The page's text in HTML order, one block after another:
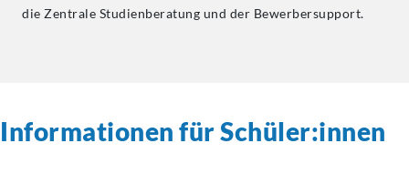
die Zentrale Studienberatung und der Bewerbersupport.
Informationen für Schüler:innen